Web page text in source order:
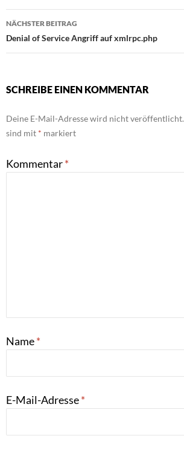
NÄCHSTER BEITRAG
Denial of Service Angriff auf xmlrpc.php
SCHREIBE EINEN KOMMENTAR
Deine E-Mail-Adresse wird nicht veröffentlicht.
sind mit * markiert
Kommentar*
Name*
E-Mail-Adresse*